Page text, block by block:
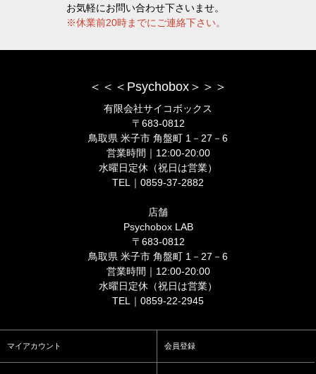
お気軽にお問い合わせ下さいませ。
※休業前20時までにご連絡下さい。
＜＜＜Psychobox＞＞＞
有限会社サイコボックス
〒683-0812
鳥取県 米子市 角盤町 1－27－6
営業時間｜12:00-20:00
水曜日定休（祝日は営業）
TEL｜0859-37-2882
店舗
Psychobox LAB
〒683-0812
鳥取県 米子市 角盤町 1－27－6
営業時間｜12:00-20:00
水曜日定休（祝日は営業）
TEL｜0859-22-2945
マイアカウント 会員登録